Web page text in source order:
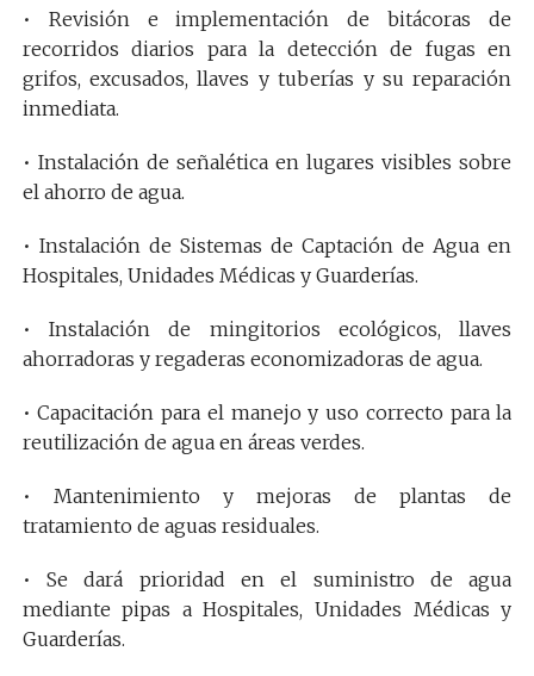
• Revisión e implementación de bitácoras de
recorridos diarios para la detección de fugas en
grifos, excusados, llaves y tuberías y su reparación
inmediata.
• Instalación de señalética en lugares visibles sobre
el ahorro de agua.
• Instalación de Sistemas de Captación de Agua en
Hospitales, Unidades Médicas y Guarderías.
• Instalación de mingitorios ecológicos, llaves
ahorradoras y regaderas economizadoras de agua.
• Capacitación para el manejo y uso correcto para la
reutilización de agua en áreas verdes.
• Mantenimiento y mejoras de plantas de
tratamiento de aguas residuales.
• Se dará prioridad en el suministro de agua
mediante pipas a Hospitales, Unidades Médicas y
Guarderías.